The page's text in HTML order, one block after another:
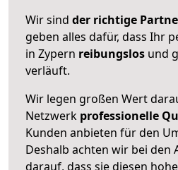
Wir sind der richtige
geben alles dafür, dass Ihr
in Zypern reibungslos und
verläuft.
Wir legen großen Wert
Netzwerk professionelle
Kunden anbieten für den
Deshalb achten wir bei den
darauf, dass sie diesen